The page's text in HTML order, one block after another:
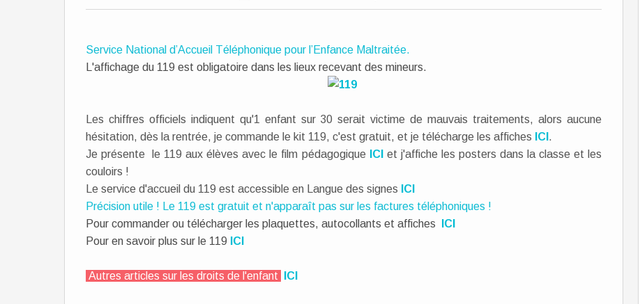
Service National d’Accueil Téléphonique pour l’Enfance Maltraitée.
L'affichage du 119 est obligatoire dans les lieux recevant des mineurs.
Les chiffres officiels indiquent qu'1 enfant sur 30 serait victime de mauvais traitements, alors aucune
hésitation, dès la rentrée, je commande le kit 119, c'est gratuit, et je télécharge les affiches ICI .
Je présente le 119 aux élèves avec le film pédagogique ICI et j'affiche les posters dans la classe et les
couloirs !
Le service d'accueil du 119 est accessible en Langue des signes ICI
Précision utile ! Le 119 est gratuit et n'apparaît pas sur les factures téléphoniques !
Pour commander ou télécharger les plaquettes, autocollants et affiches
ICI
Pour en savoir plus sur le 119 ICI
Autres articles sur les droits de l'enfant ICI